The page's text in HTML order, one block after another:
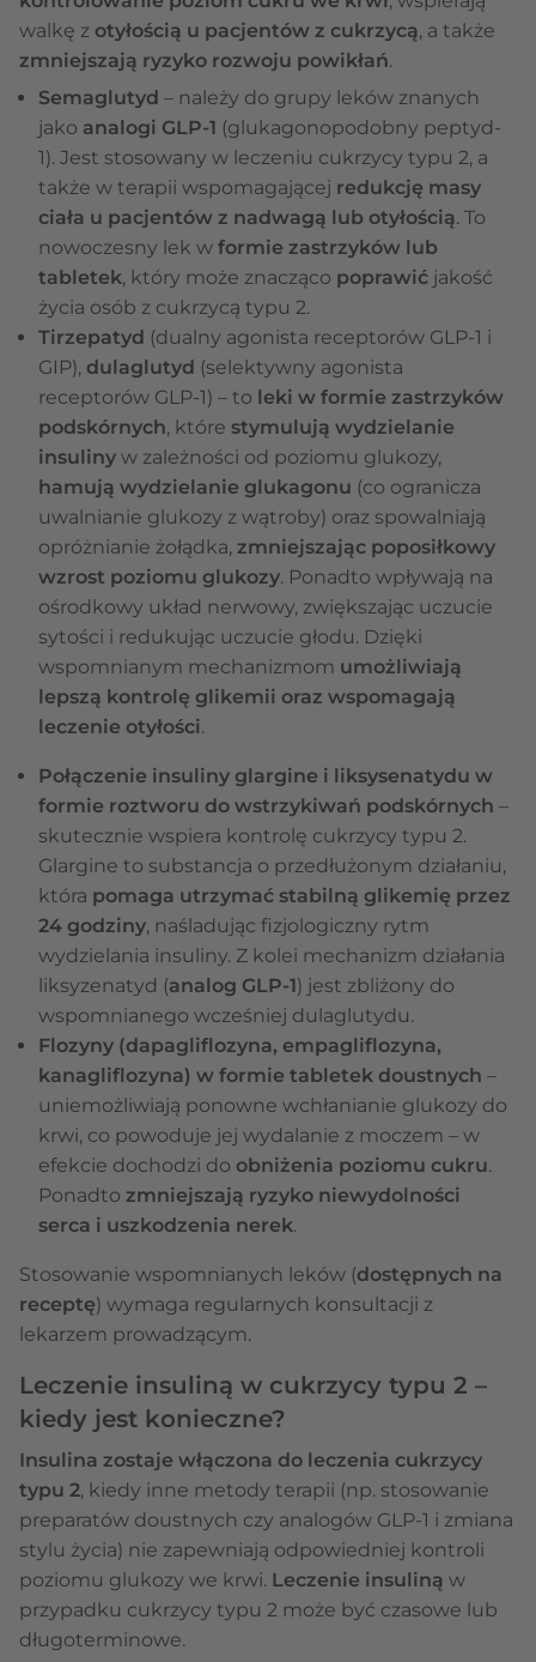
walkę z otyłością u pacjentów z cukrzycą, a także
zmniejszają ryzyko rozwoju powikłań.
Semaglutyd – należy do grupy leków znanych
jako analogi GLP-1 (glukagonopodobny peptyd-
1). Jest stosowany w leczeniu cukrzycy typu 2, a
także w terapii wspomagającej redukcję masy
ciała u pacjentów z nadwagą lub otyłością. To
nowoczesny lek w formie zastrzyków lub
tabletek, który może znacząco poprawić jakość
życia osób z cukrzycą typu 2.
Tirzepatyd (dualny agonista receptorów GLP-1 i
GIP), dulaglutyd (selektywny agonista
receptorów GLP-1) – to leki w formie zastrzyków
podskórnych, które stymulują wydzielanie
insuliny w zależności od poziomu glukozy,
hamują wydzielanie glukagonu (co ogranicza
uwalnianie glukozy z wątroby) oraz spowalniają
opróżnianie żołądka, zmniejszając poposiłkowy
wzrost poziomu glukozy. Ponadto wpływają na
ośrodkowy układ nerwowy, zwiększając uczucie
sytości i redukując uczucie głodu. Dzięki
wspomnianym mechanizmom umożliwiają
lepszą kontrolę glikemii oraz wspomagają
leczenie otyłości.
Połączenie insuliny glargine i liksysenatydu w
formie roztworu do wstrzykiwań podskórnych –
skutecznie wspiera kontrolę cukrzycy typu 2.
Glargine to substancja o przedłużonym działaniu,
która pomaga utrzymać stabilną glikemię przez
24 godziny, naśladując fizjologiczny rytm
wydzielania insuliny. Z kolei mechanizm działania
liksyzenatyd (analog GLP-1) jest zbliżony do
wspomnianego wcześniej dulaglutydu.
Flozyny (dapagliflozyna, empagliflozyna,
kanagliflozyna) w formie tabletek doustnych –
uniemożliwiają ponowne wchłanianie glukozy do
krwi, co powoduje jej wydalanie z moczem – w
efekcie dochodzi do obniżenia poziomu cukru.
Ponadto zmniejszają ryzyko niewydolności
serca i uszkodzenia nerek.
Stosowanie wspomnianych leków (dostępnych na
receptę) wymaga regularnych konsultacji z
lekarzem prowadzącym.
Leczenie insuliną w cukrzycy typu 2 –
kiedy jest konieczne?
Insulina zostaje włączona do leczenia cukrzycy
typu 2, kiedy inne metody terapii (np. stosowanie
preparatów doustnych czy analogów GLP-1 i zmiana
stylu życia) nie zapewniają odpowiedniej kontroli
poziomu glukozy we krwi. Leczenie insuliną w
przypadku cukrzycy typu 2 może być czasowe lub
długoterminowe.